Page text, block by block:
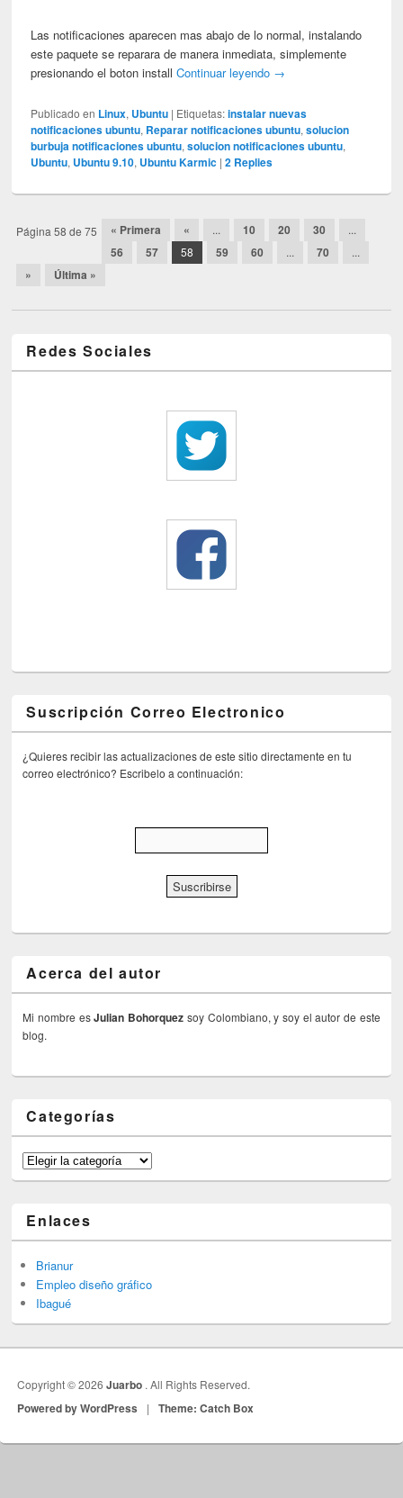
Las notificaciones aparecen mas abajo de lo normal, instalando
este paquete se reparara de manera inmediata, simplemente
presionando el boton installContinuar leyendo →
Publicado en Linux, Ubuntu | Etiquetas: instalar nuevas
notificaciones ubuntu, Reparar notificaciones ubuntu,solucion
burbuja notificaciones ubuntu,solucion notificaciones ubuntu,
Ubuntu, Ubuntu 9.10, Ubuntu Karmic |2 Replies
Post navigation
Página 58 de 75 « Primera « ... 10 20 30 ...
56 57 58 59 60 ... 70 ...
» Última »
Redes Sociales
Suscripción Correo Electronico
¿Quieres recibir las actualizaciones de este sitio directamente en tu
correo electrónico? Escribelo a continuación:
Acerca del autor
Mi nombre esJulian Bohorquez soy Colombiano, y soy el autor de este
blog.
Categorías
Categorías
Enlaces
Brianur
Empleo diseño gráfico
Ibagué
Copyright © 2026Juarbo . All Rights Reserved.
Powered by WordPress | Theme: Catch Box